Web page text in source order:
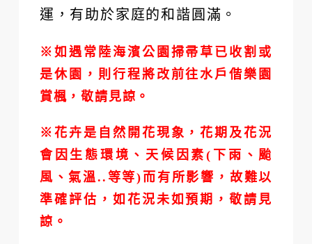
運，有助於家庭的和諧圓滿。
※ 如遇常陸海濱公園掃帚草已收割或
是休園，則行程將改前往水戶偕樂園
賞楓，敬請見諒。
※ 花卉是自然開花現象，花期及花況
會因生態環境、天候因素(下雨、颱
風、氣溫..等等)而有所影響，故難以
準確評估，如花況未如預期，敬請見
諒。